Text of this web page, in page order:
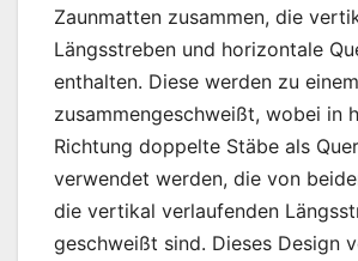
Zaunmatten zusammen, die
Längsstreben und horizontale
enthalten. Diese werden zu
zusammengeschweißt, wobei in
Richtung doppelte Stäbe als
verwendet werden, die von
die vertikal verlaufenden
geschweißt sind. Dieses Design